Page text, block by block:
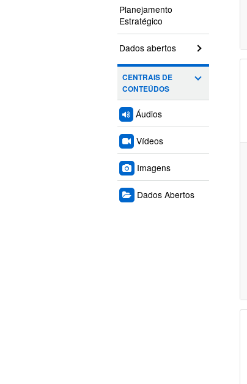
Planejamento
Estratégico
Dados abertos
CENTRAIS DE
CONTEÚDOS
Áudios
Vídeos
Imagens
Dados Abertos